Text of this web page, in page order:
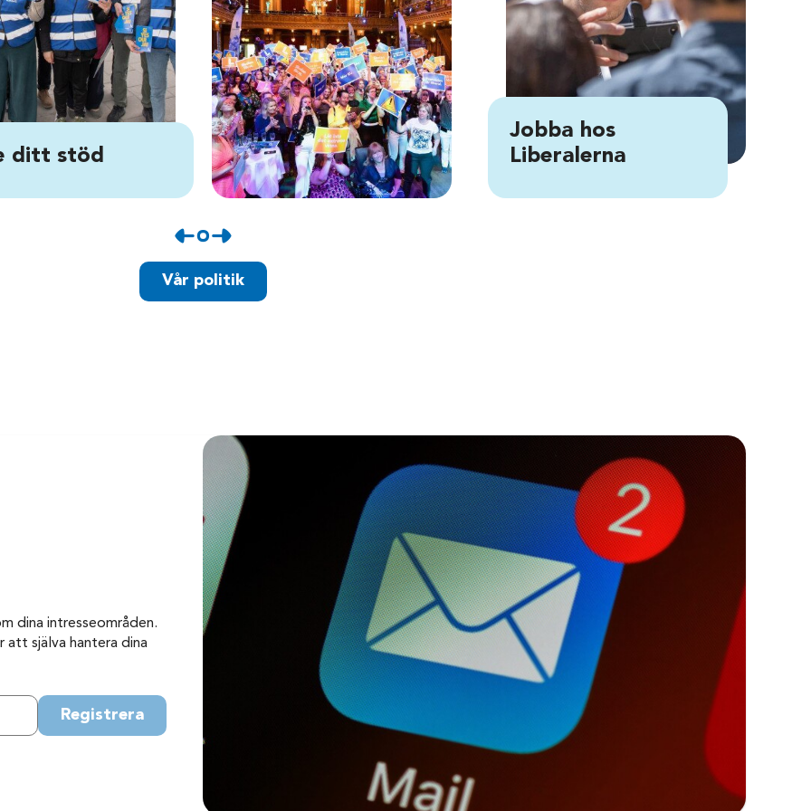
ditt stöd
Jobba hos
Liberalerna
Vår politik
dina intresseområden.
att själva hantera dina
Registrera